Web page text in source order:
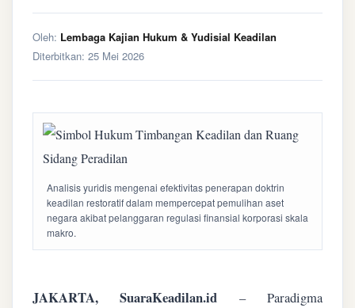
Oleh: Lembaga Kajian Hukum & Yudisial Keadilan
Diterbitkan: 25 Mei 2026
Analisis yuridis mengenai efektivitas penerapan doktrin
keadilan restoratif dalam mempercepat pemulihan aset
negara akibat pelanggaran regulasi finansial korporasi skala
makro.
JAKARTA, SuaraKeadilan.id – Paradigma